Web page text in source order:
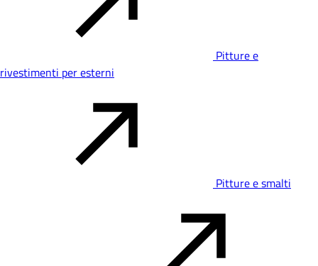
Pitture e
rivestimenti per esterni
Pitture e smalti